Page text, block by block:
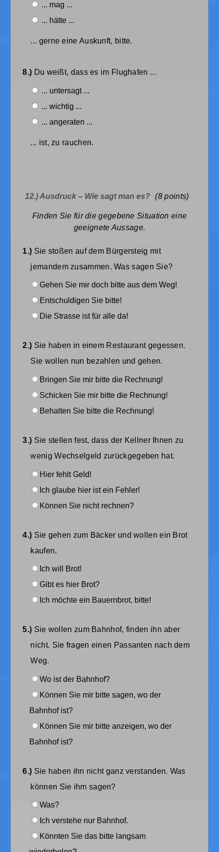
... mag ...
... hätte ...
... gerne eine Auskunft, bitte.
8.) Du weißt, dass es im Flughafen ...
... untersagt ...
... wichtig ...
... angeraten ...
... ist, zu rauchen.
12.) Ausdruck – Wie sagt man es? (8points)
Finden Sie für die gegebene Situation eine
geeignete Aussage.
1.) Sie stoßen auf dem Bürgersteig mit
jemandem zusammen. Was sagen Sie?
Gehen Sie mir doch bitte aus dem Weg!
Entschuldigen Sie bitte!
Die Strasse ist für alle da!
2.) Sie haben in einem Restaurant gegessen.
Sie wollen nun bezahlen und gehen.
Bringen Sie mir bitte die Rechnung!
Schicken Sie mir bitte die Rechnung!
Behalten Sie bitte die Rechnung!
3.) Sie stellen fest, dass der Kellner Ihnen zu
wenig Wechselgeld zurückgegeben hat.
Hier fehlt Geld!
Ich glaube hier ist ein Fehler!
Können Sie nicht rechnen?
4.) Sie gehen zum Bäcker und wollen ein Brot
kaufen.
Ich will Brot!
Gibt es hier Brot?
Ich möchte ein Bauernbrot, bitte!
5.) Sie wollen zum Bahnhof, finden ihn aber
nicht. Sie fragen einen Passanten nach dem
Weg.
Wo ist der Bahnhof?
Können Sie mir bitte sagen, wo der
Bahnhof ist?
Können Sie mir bitte anzeigen, wo der
Bahnhof ist?
6.) Sie haben ihn nicht ganz verstanden. Was
können Sie ihm sagen?
Was?
Ich verstehe nur Bahnhof.
Könnten Sie das bitte langsam